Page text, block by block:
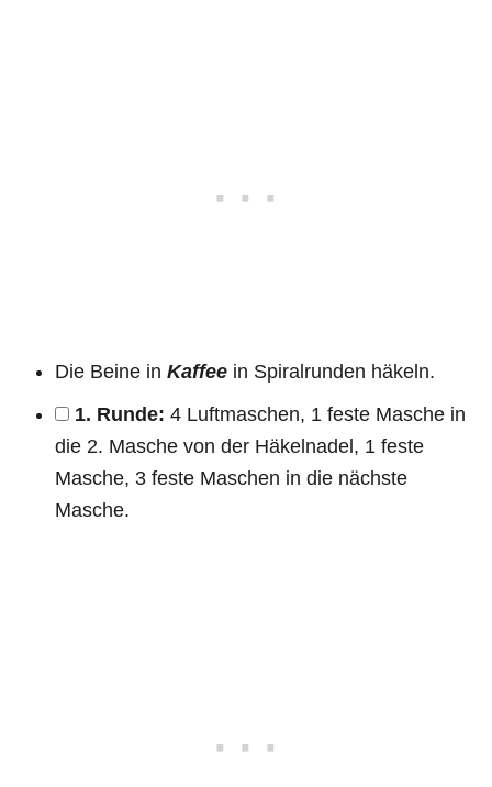
Die Beine in Kaffee in Spiralrunden häkeln.
1. Runde: 4 Luftmaschen, 1 feste Masche in
die 2. Masche von der Häkelnadel, 1 feste
Masche, 3 feste Maschen in die nächste
Masche.